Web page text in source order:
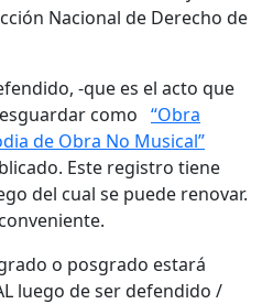
Nacional de Derecho de
-que es el acto que
como “Obra
de Obra No Musical”
Este registro tiene
del cual se puede renovar.
o posgrado estará
luego de ser defendido /